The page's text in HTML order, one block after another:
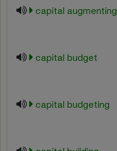
capital augmenting
capital budget
capital budgeting